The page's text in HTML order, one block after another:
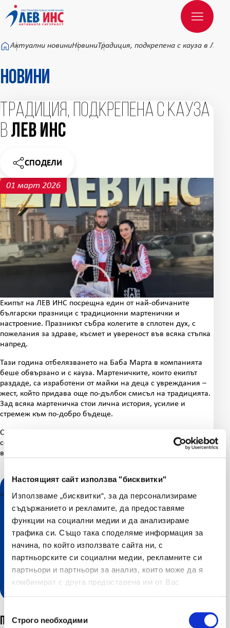
Настоящият сайт използва "бисквитки"
Използваме „бисквитки“, за да персонализираме
съдържанието и рекламите, да предоставяме
функции на социални медии и да анализираме
трафика си. Също така споделяме информация за
начина, по който използвате сайта ни, с
партньорските си социални медии, рекламните си
партньори и партньори за анализ, които може да я
комбинират с друга предоставена им от Вас
Строго nеобходими
Към основното съдържание
Актуални новиниНовиниТрадиция, подкрепена с кауза в ЛЕВ
Новини
Традиция, подкрепена с кауза
в ЛЕВ ИНС
СПОДЕЛИ
НОВИНАТА
01 март 2026
Екипът на ЛЕВ ИНС посрещна един от най-обичаните
български празници с традиционни мартенички и
настроение. Празникът събра колегите в сплотен дух, с
пожелания за здраве, късмет и увереност във всяка стъпка
напред.
Тази година отбелязването на Баба Марта в компанията
беше обвързано и с кауза. Мартеничките, които екипът
раздаде, са изработени от майки на деца с увреждания –
жест, който придава още по-дълбок смисъл на традицията.
Зад всяка мартеничка стои лична история, усилие и
стремеж към по-добро бъдеще.
С тази инициатива ЛЕВ ИНС изразява своята подкрепа към
социално значими каузи и хората, които стоят зад тях, като
вярва, че малките жестове могат да имат голямо значение.
Разгледайте нашите онлайн
услуги
Последни новини